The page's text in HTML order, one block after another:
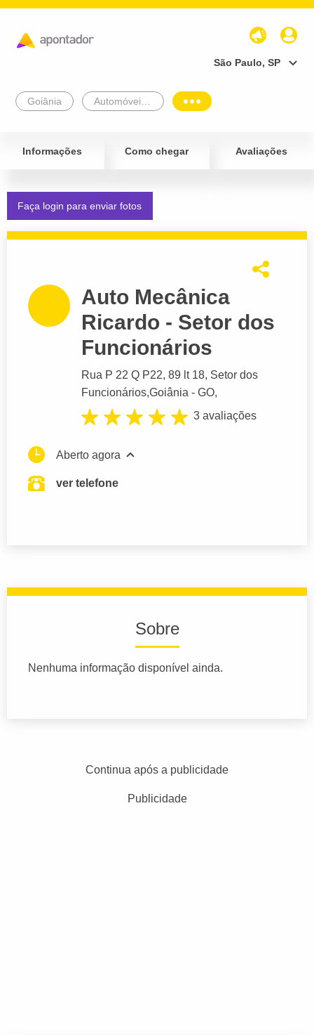
São Paulo, SP
Goiânia
Informações Como chegar Avaliações
Faça login para enviar fotos
Auto Mecânica
Ricardo - Setor dos
Funcionários
Rua P 22 Q P22, 89 lt 18, Setor dos
Funcionários,Goiânia - GO,
3 avaliações
Aberto agora
ver telefone
Sobre
Nenhuma informação disponível ainda.
Continua após a publicidade
Publicidade